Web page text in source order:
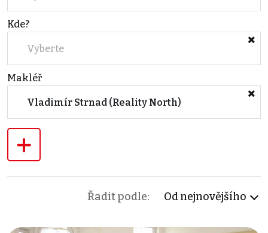
Kde?
Vyberte
Makléř
Vladimír Strnad (Reality North)
+
Řadit podle: Od nejnovějšího